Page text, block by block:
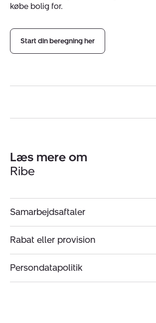
købe bolig for.
Start din beregning her
Læs mere om
Ribe
Samarbejdsaftaler
Rabat eller provision
Persondatapolitik